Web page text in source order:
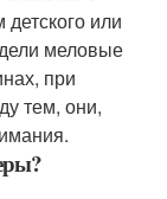
или
меловые
при
тем, они,